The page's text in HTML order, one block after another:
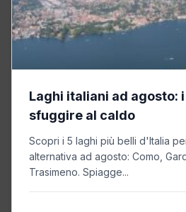
Laghi italiani ad agosto:
sfuggire al caldo
Scopri i 5 laghi più belli d'Italia
alternativa ad agosto: Como,
Trasimeno. Spiagge...